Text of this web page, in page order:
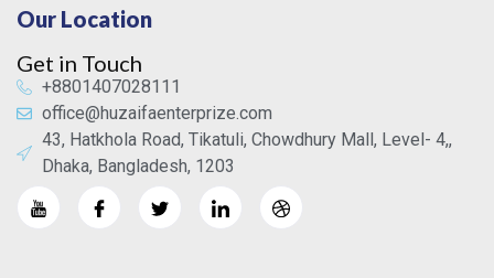
Our Location
Get in Touch
+8801407028111
office@huzaifaenterprize.com
43, Hatkhola Road, Tikatuli, Chowdhury Mall, Level- 4,,
Dhaka, Bangladesh, 1203